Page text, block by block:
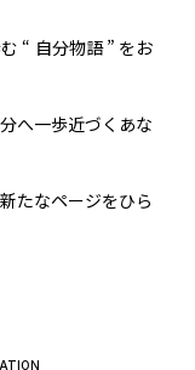
“ 自分物語 ” をお
へ一歩近づくあな
たなページをひら